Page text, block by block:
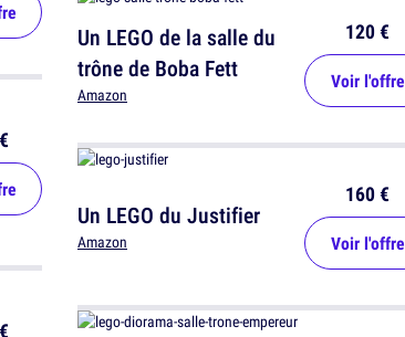
Un LEGO de la salle du
trône de Boba Fett
Amazon
120 €
Voir l'offre
Un LEGO du Justifier
Amazon
160 €
Voir l'offre